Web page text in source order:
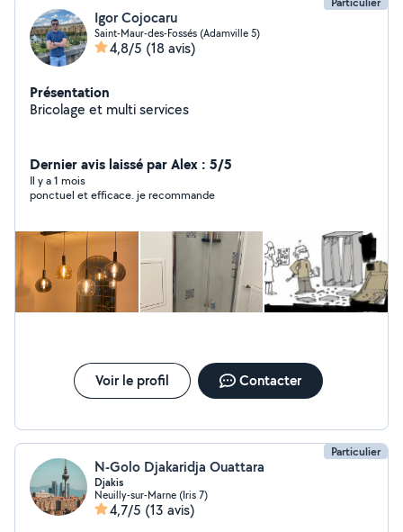
Igor Cojocaru
Saint-Maur-des-Fossés (Adamville 5)
4,8/5 (18 avis)
Présentation
Bricolage et multi services
Dernier avis laissé par Alex : 5/5
Il y a 1 mois
ponctuel et efficace. je recommande
Voir le profil Contacter
Particulier
N-Golo Djakaridja Ouattara
Djakis
Neuilly-sur-Marne (Iris 7)
4,7/5 (13 avis)